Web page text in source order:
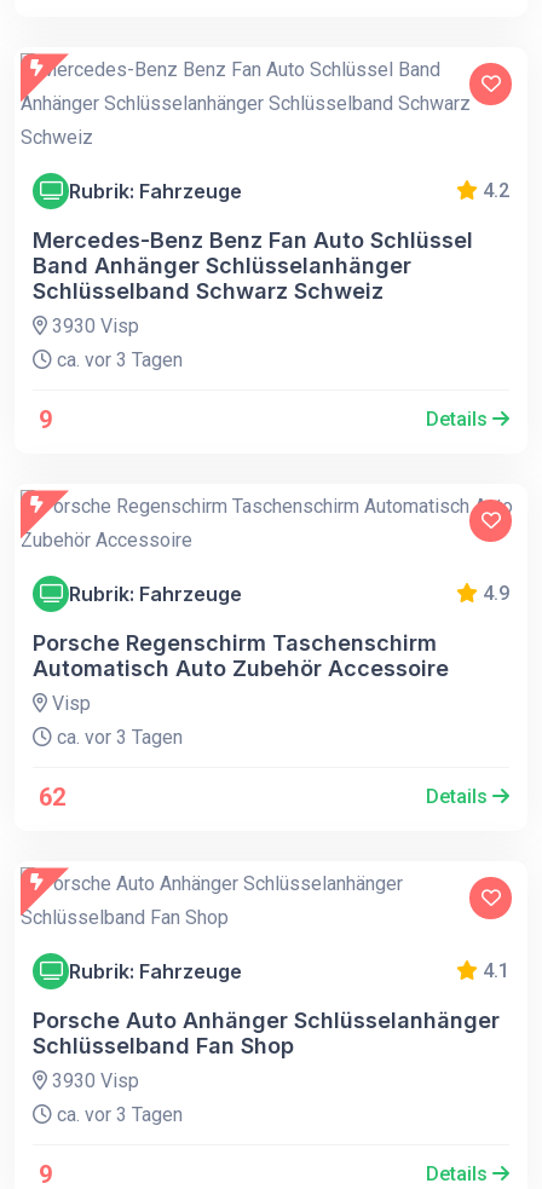
Rubrik: Fahrzeuge 4.2
Mercedes-Benz Benz Fan Auto Schlüssel
Band Anhänger Schlüsselanhänger
Schlüsselband Schwarz Schweiz
3930 Visp
ca. vor 3 Tagen
9 Details
Rubrik: Fahrzeuge 4.9
Porsche Regenschirm Taschenschirm
Automatisch Auto Zubehör Accessoire
Visp
ca. vor 3 Tagen
62 Details
Rubrik: Fahrzeuge 4.1
Porsche Auto Anhänger Schlüsselanhänger
Schlüsselband Fan Shop
3930 Visp
ca. vor 3 Tagen
9 Details